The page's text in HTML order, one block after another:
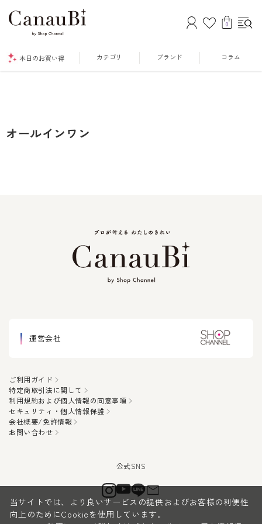
0
本日のお買い得 カテゴリ ブランド コラム
オールインワン
運営会社
ご利用ガイド
特定商取引法に関して
利用規約および個人情報の同意事項
セキュリティ・個人情報保護
会社概要/免許情報
お問い合わせ
当サイトでは、より良いサービスの提供およびお客様の利便性
向上のためにCookieを使用しています。